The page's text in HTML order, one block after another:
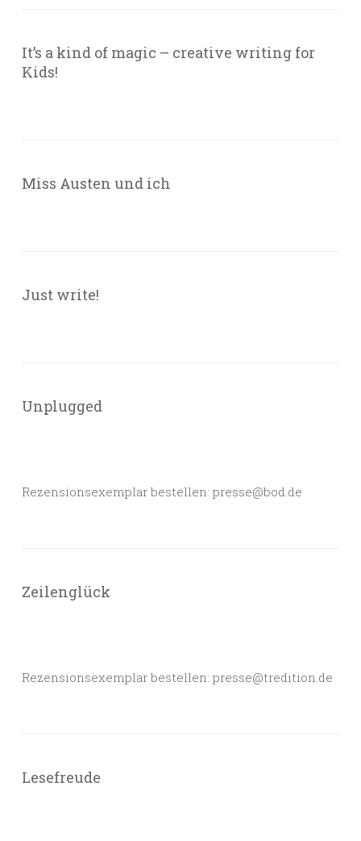
It’s a kind of magic – creative writing for
Kids!
Miss Austen und ich
Just write!
Unplugged
Rezensionsexemplar bestellen: presse@bod.de
Zeilenglück
Rezensionsexemplar bestellen: presse@tredition.de
Lesefreude